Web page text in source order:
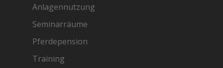
Anlagennutzung
Seminarräume
Pferdepension
Training